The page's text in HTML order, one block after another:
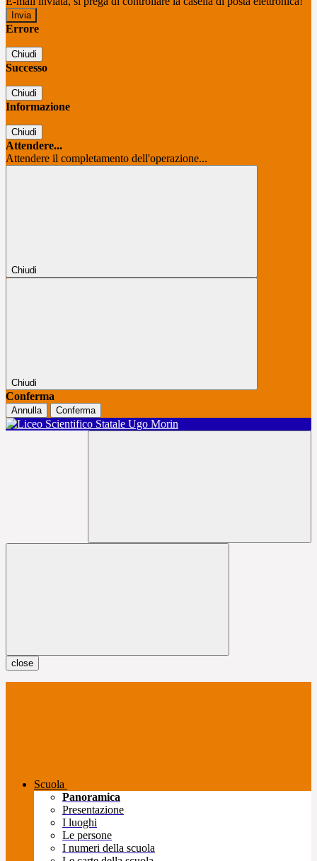
Errore
Chiudi
Successo
Chiudi
Informazione
Chiudi
Attendere...
Attendere il completamento dell'operazione...
Chiudi
Chiudi
Conferma
Annulla Conferma
close
Scuola
Panoramica
Presentazione
I luoghi
Le persone
I numeri della scuola